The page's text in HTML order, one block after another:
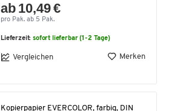
ab 10,49 €
pro Pak. ab 5 Pak.
Lieferzeit:sofort lieferbar (1-2 Tage)
Vergleichen Merken
Kopierpapier EVERCOLOR, farbig, DIN